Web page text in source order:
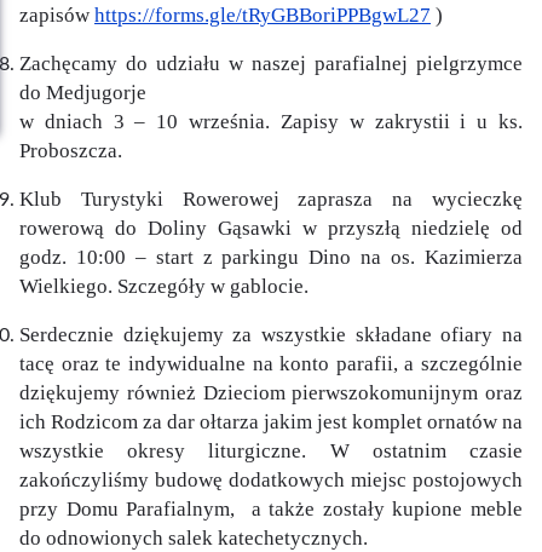
zapisów https://forms.gle/tRyGBBoriPPBgwL27 )
Zachęcamy do udziału w naszej parafialnej pielgrzymce
do Medjugorje
w dniach 3 – 10 września. Zapisy w zakrystii i u ks.
Proboszcza.
Klub Turystyki Rowerowej zaprasza na wycieczkę
rowerową do Doliny Gąsawki w przyszłą niedzielę od
godz. 10:00 – start z parkingu Dino na os. Kazimierza
Wielkiego. Szczegóły w gablocie.
Serdecznie dziękujemy za wszystkie składane ofiary na
tacę oraz te indywidualne na konto parafii, a szczególnie
dziękujemy również Dzieciom pierwszokomunijnym oraz
ich Rodzicom za dar ołtarza jakim jest komplet ornatów na
wszystkie okresy liturgiczne. W ostatnim czasie
zakończyliśmy budowę dodatkowych miejsc postojowych
przy Domu Parafialnym, a także zostały kupione meble
do odnowionych salek katechetycznych.